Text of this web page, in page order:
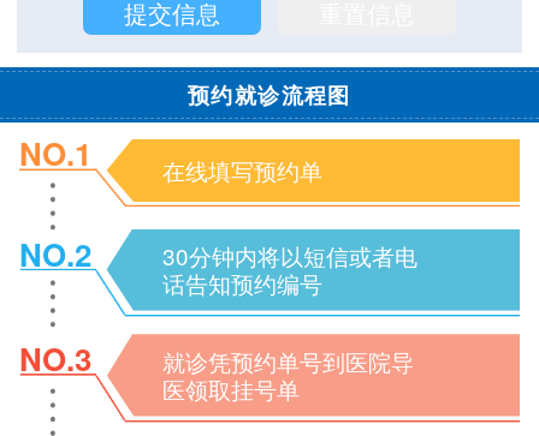
预约就诊流程图
NO.1 在线填写预约单
NO.2
30分钟内将以短信或者电
话告知预约编号
NO.3
就诊凭预约单号到医院导
医领取挂号单